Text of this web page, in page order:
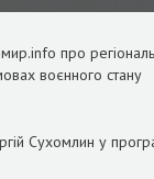
про
воєнного стану
Сухомлин у